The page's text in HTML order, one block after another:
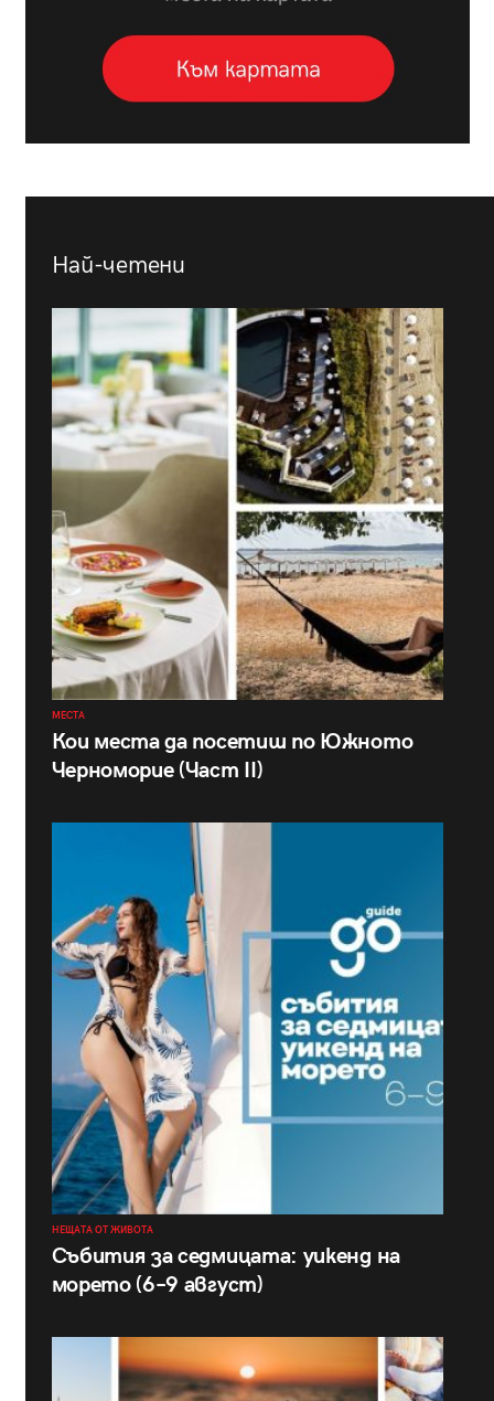
Най-четени
МЕСТА
Кои места да посетиш по Южното
Черноморие (Част II)
НЕЩАТА ОТ ЖИВОТА
Събития за седмицата: уикенд на
морето (6–9 август)